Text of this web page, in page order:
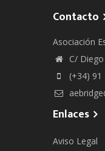
Contacto
Asociación
C/
(+34)
Enlaces
Aviso Legal